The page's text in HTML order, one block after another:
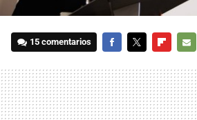
15 comentarios
MAIL